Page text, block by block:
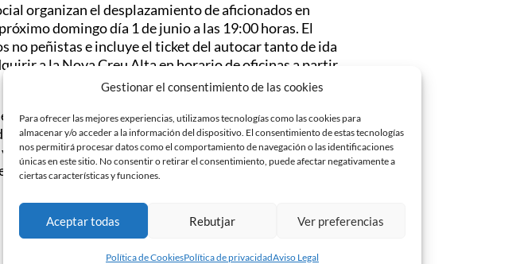
Gestionar el consentimiento de las cookies
Para ofrecer las mejores experiencias, utilizamos tecnologías como las cookies para
almacenar y/o acceder a la información del dispositivo. El consentimiento de estas tecnologías
nos permitirá procesar datos como el comportamiento de navegación o las identificaciones
únicas en este sitio. No consentir o retirar el consentimiento, puede afectar negativamente a
ciertas características y funciones.
Aceptar todas Rebutjar Ver preferencias
Política de CookiesPolítica de privacidadAviso Legal
organizan el desplazamiento de aficionados en
domingo día 1 de junio a las 19:00 horas. El
no peñistas e incluye el ticket del autocar tanto de ida
a la Nova Creu Alta en horario de oficinas a partir
a las oficinas de la Nova Creu Alta.
Centre d’Esports Sabadell.
los tickets justos para cada autocar.
Tribuna de la Nova Creu Alta y volverá a la